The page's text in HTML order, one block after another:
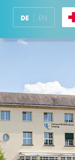
DE EN